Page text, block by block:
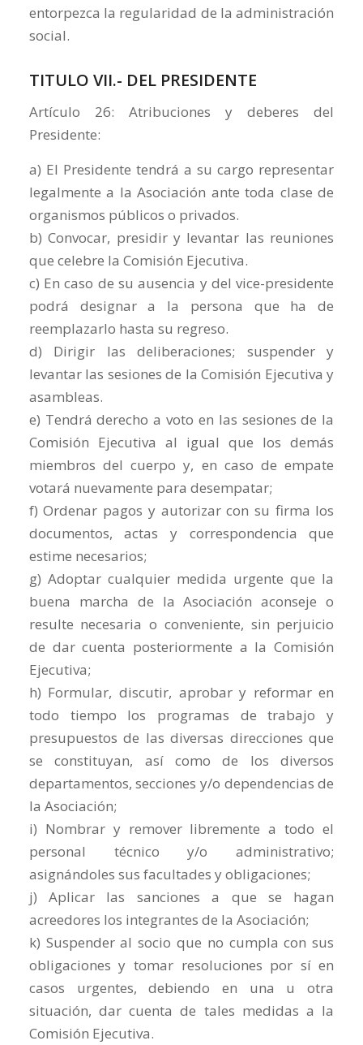
entorpezca la regularidad de la administración
social.
TITULO VII.- DEL PRESIDENTE
Artículo 26: Atribuciones y deberes del
Presidente:
a) El Presidente tendrá a su cargo representar
legalmente a la Asociación ante toda clase de
organismos públicos o privados.
b) Convocar, presidir y levantar las reuniones
que celebre la Comisión Ejecutiva.
c) En caso de su ausencia y del vice-presidente
podrá designar a la persona que ha de
reemplazarlo hasta su regreso.
d) Dirigir las deliberaciones; suspender y
levantar las sesiones de la Comisión Ejecutiva y
asambleas.
e) Tendrá derecho a voto en las sesiones de la
Comisión Ejecutiva al igual que los demás
miembros del cuerpo y, en caso de empate
votará nuevamente para desempatar;
f) Ordenar pagos y autorizar con su firma los
documentos, actas y correspondencia que
estime necesarios;
g) Adoptar cualquier medida urgente que la
buena marcha de la Asociación aconseje o
resulte necesaria o conveniente, sin perjuicio
de dar cuenta posteriormente a la Comisión
Ejecutiva;
h) Formular, discutir, aprobar y reformar en
todo tiempo los programas de trabajo y
presupuestos de las diversas direcciones que
se constituyan, así como de los diversos
departamentos, secciones y/o dependencias de
la Asociación;
i) Nombrar y remover libremente a todo el
personal técnico y/o administrativo;
asignándoles sus facultades y obligaciones;
j) Aplicar las sanciones a que se hagan
acreedores los integrantes de la Asociación;
k) Suspender al socio que no cumpla con sus
obligaciones y tomar resoluciones por sí en
casos urgentes, debiendo en una u otra
situación, dar cuenta de tales medidas a la
Comisión Ejecutiva.